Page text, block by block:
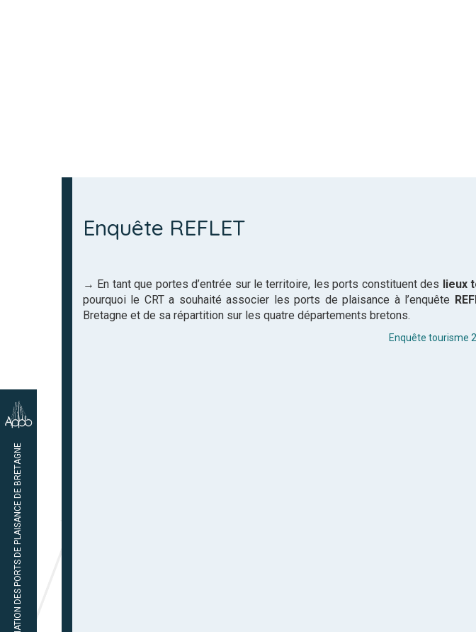
Enquête REFLET
→ En tant que portes d’entrée sur le territoire, les ports constituent des lieux
pourquoi le CRT a souhaité associer les ports de plaisance à l’enquête
Bretagne et de sa répartition sur les quatre départements bretons.
Enquête tourisme
ASSOCIATION DES PORTS DE PLAISANCE DE BRETAGNE
02 97 65 47 45